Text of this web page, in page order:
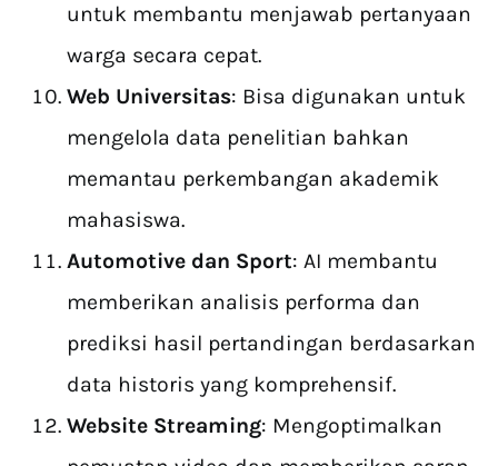
untuk membantu menjawab pertanyaan
warga secara cepat.
Web Universitas: Bisa digunakan untuk
mengelola data penelitian bahkan
memantau perkembangan akademik
mahasiswa.
Automotive dan Sport: AI membantu
memberikan analisis performa dan
prediksi hasil pertandingan berdasarkan
data historis yang komprehensif.
Website Streaming: Mengoptimalkan